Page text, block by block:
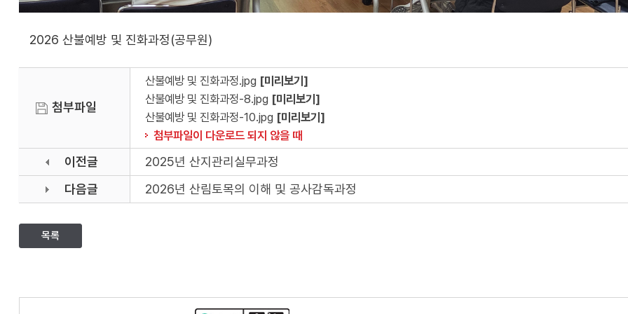
2026 산불예방 및 진화과정(공무원)
첨부파일
산불예방 및 진화과정.jpg [미리보기]
산불예방 및 진화과정-8.jpg [미리보기]
산불예방 및 진화과정-10.jpg [미리보기]
첨부파일이 다운로드 되지 않을 때
이전글
2025년 산지관리실무과정
다음글
2026년 산림토목의 이해 및 공사감독과정
목록